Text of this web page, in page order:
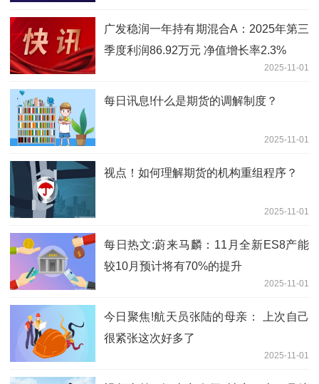
广发稳润一年持有期混合A：2025年第三
季度利润86.92万元 净值增长率2.3%
2025-11-01
每日讯息!什么是期货的调解制度？
2025-11-01
视点！如何理解期货的机构重组程序？
2025-11-01
每日热文:蔚来马麟：11月全新ES8产能
较10月预计将有70%的提升
2025-11-01
今日聚焦!航天员张陆的母亲： 上次自己
很紧张这次好多了
2025-11-01